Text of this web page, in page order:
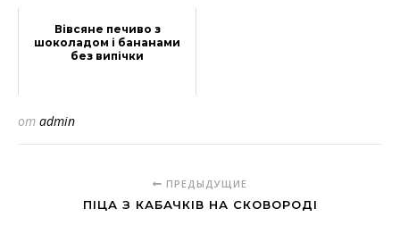
Вівсяне печиво з
шоколадом і бананами
без випічки
от admin
ПРЕДЫДУЩИЕ
ПІЦА З КАБАЧКІВ НА СКОВОРОДІ